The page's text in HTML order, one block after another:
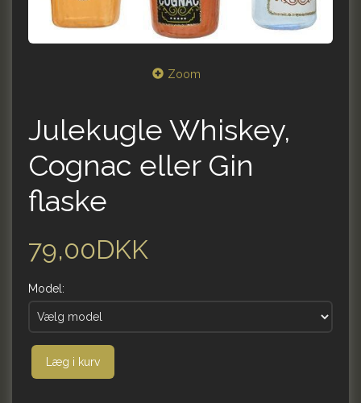
Zoom
Julekugle Whiskey,
Cognac eller Gin
flaske
79,00DKK
Model:
Læg i kurv